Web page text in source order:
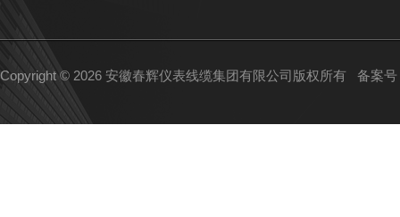
Copyright © 2026 安徽春辉仪表线缆集团有限公司版权所有 备案号